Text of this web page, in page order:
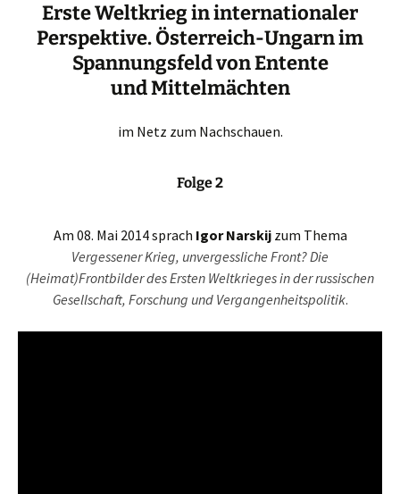
Erste Weltkrieg in internationaler
Perspektive. Österreich-Ungarn im
Spannungsfeld von Entente
und Mittelmächten
im Netz zum Nachschauen.
Folge 2
Am 08. Mai 2014 sprach Igor Narskij zum Thema
Vergessener Krieg, unvergessliche Front? Die
(Heimat)Frontbilder des Ersten Weltkrieges in der russischen
Gesellschaft, Forschung und Vergangenheitspolitik.